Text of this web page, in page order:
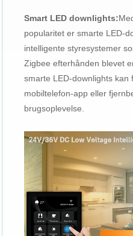
Smart LED downlights:
popularitet er smarte LED-
intelligente styresystemer
Zigbee efterhånden blevet
smarte LED-downlights kan
mobiltelefon-app eller
brugsoplevelse.